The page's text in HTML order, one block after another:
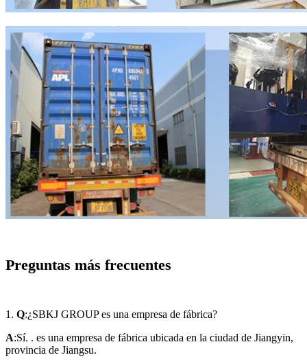
Preguntas más frecuentes
1. Q:¿SBKJ GROUP es una empresa de fábrica?
A:Sí. . es una empresa de fábrica ubicada en la ciudad de Jiangyin,
provincia de Jiangsu.